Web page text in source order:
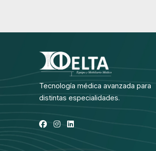
Tecnología médica avanzada para
distintas especialidades.